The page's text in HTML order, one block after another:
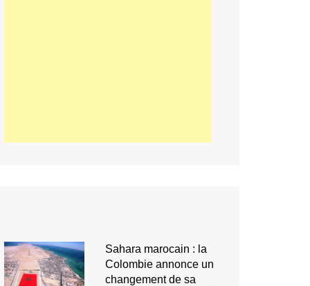
Sahara marocain : la
Colombie annonce un
changement de sa